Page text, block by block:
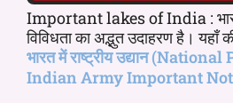
Important lakes of India :
विविधता का अद्भुत उदाहरण है। यहाँ
भारत में राष्ट्रीय उद्यान
Indian Army Important